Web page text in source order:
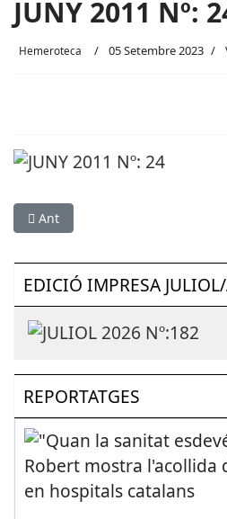
JUNY 2011 Nº:
Hemeroteca 05 Setembre 2023
Article anterior: JULIOL_AGOST
Ant
EDICIÓ IMPRESA
REPORTATGES